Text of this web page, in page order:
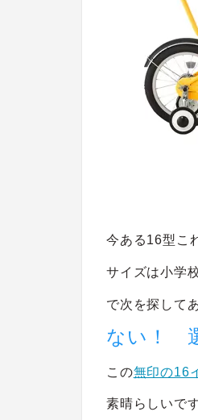
今ある16型こ
サイズは小学
で次を探して
ない！
この無印の16
素晴らしいです